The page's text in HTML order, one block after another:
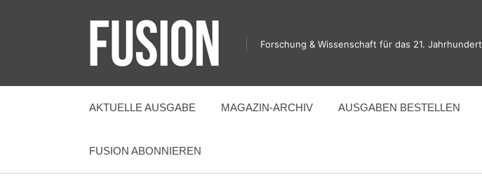
FUSION
Forschung & Wissenschaft für das 21. Jahrhundert
AKTUELLE AUSGABE MAGAZIN-ARCHIV AUSGABEN BESTELLEN
FUSION ABONNIEREN